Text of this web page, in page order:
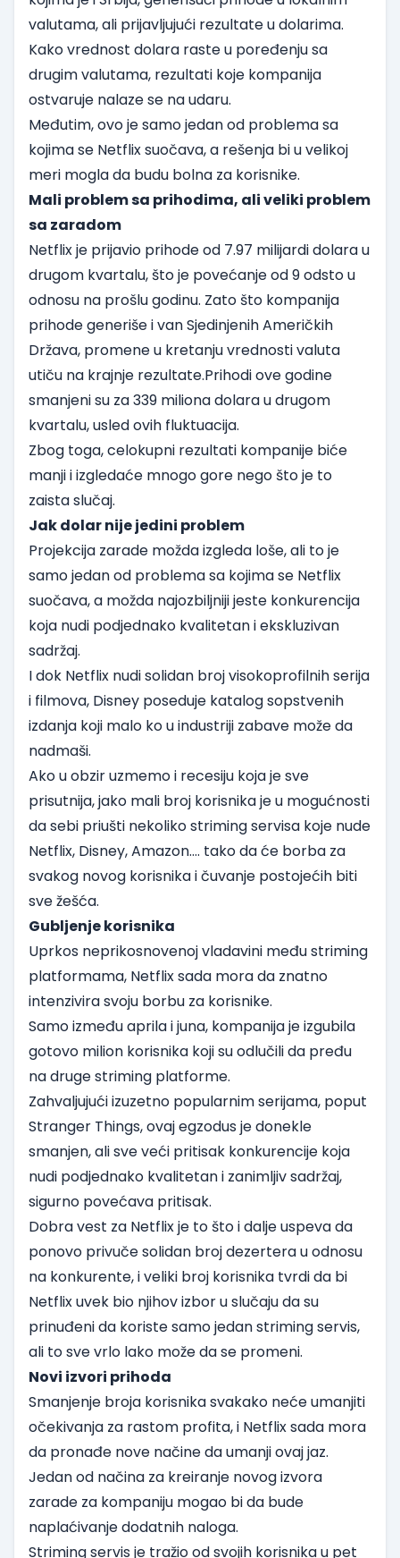
valutama, ali prijavljujući rezultate u dolarima.
Kako vrednost dolara raste u poređenju sa
drugim valutama, rezultati koje kompanija
ostvaruje nalaze se na udaru.
Međutim, ovo je samo jedan od problema sa
kojima se Netflix suočava, a rešenja bi u velikoj
meri mogla da budu bolna za korisnike.
Mali problem sa prihodima, ali veliki problem
sa zaradom
Netflix je prijavio prihode od 7.97 milijardi dolara u
drugom kvartalu, što je povećanje od 9 odsto u
odnosu na prošlu godinu. Zato što kompanija
prihode generiše i van Sjedinjenih Američkih
Država, promene u kretanju vrednosti valuta
utiču na krajnje rezultate.Prihodi ove godine
smanjeni su za 339 miliona dolara u drugom
kvartalu, usled ovih fluktuacija.
Zbog toga, celokupni rezultati kompanije biće
manji i izgledaće mnogo gore nego što je to
zaista slučaj.
Jak dolar nije jedini problem
Projekcija zarade možda izgleda loše, ali to je
samo jedan od problema sa kojima se Netflix
suočava, a možda najozbiljniji jeste konkurencija
koja nudi podjednako kvalitetan i ekskluzivan
sadržaj.
I dok Netflix nudi solidan broj visokoprofilnih serija
i filmova, Disney poseduje katalog sopstvenih
izdanja koji malo ko u industriji zabave može da
nadmaši.
Ako u obzir uzmemo i recesiju koja je sve
prisutnija, jako mali broj korisnika je u mogućnosti
da sebi priušti nekoliko striming servisa koje nude
Netflix, Disney, Amazon.... tako da će borba za
svakog novog korisnika i čuvanje postojećih biti
sve žešća.
Gubljenje korisnika
Uprkos neprikosnovenoj vladavini među striming
platformama, Netflix sada mora da znatno
intenzivira svoju borbu za korisnike.
Samo između aprila i juna, kompanija je izgubila
gotovo milion korisnika koji su odlučili da pređu
na druge striming platforme.
Zahvaljujući izuzetno popularnim serijama, poput
Stranger Things, ovaj egzodus je donekle
smanjen, ali sve veći pritisak konkurencije koja
nudi podjednako kvalitetan i zanimljiv sadržaj,
sigurno povećava pritisak.
Dobra vest za Netflix je to što i dalje uspeva da
ponovo privuče solidan broj dezertera u odnosu
na konkurente, i veliki broj korisnika tvrdi da bi
Netflix uvek bio njihov izbor u slučaju da su
prinuđeni da koriste samo jedan striming servis,
ali to sve vrlo lako može da se promeni.
Novi izvori prihoda
Smanjenje broja korisnika svakako neće umanjiti
očekivanja za rastom profita, i Netflix sada mora
da pronađe nove načine da umanji ovaj jaz.
Jedan od načina za kreiranje novog izvora
zarade za kompaniju mogao bi da bude
naplaćivanje dodatnih naloga.
Striming servis je tražio od svojih korisnika u pet